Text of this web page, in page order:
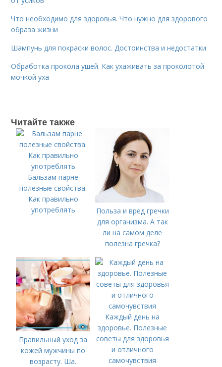
Что необходимо для здоровья. Что нужно для здорового
образа жизни
Шампунь для покраски волос. Достоинства и недостатки
Обработка прокола ушей. Как ухаживать за проколотой
мочкой уха
Читайте также
Бальзам парне
полезные свойства.
Как правильно
употреблять
Польза и вред гречки
для организма. А так
ли на самом деле
полезна гречка?
Правильный уход за
кожей мужчины по
возрасту. Ша.
Каждый день на
здоровье. Полезные
советы для здоровья
и отличного
самочувствия